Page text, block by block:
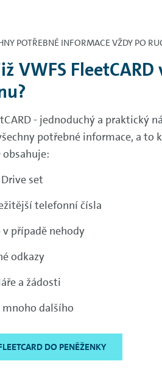
POTŘEBNÉ INFORMACE VŽDY PO
VWFS
- jednoduchý a praktický
potřebné informace, a to
obsahuje:
set
telefonní čísla
v případě nehody
odkazy
a žádosti
mnoho dalšího
DO PENĚŽENKY